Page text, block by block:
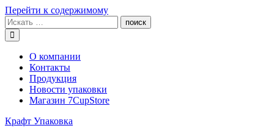
Перейти к содержимому
О компании
Контакты
Продукция
Новости упаковки
Магазин 7CupStore
Крафт Упаковка